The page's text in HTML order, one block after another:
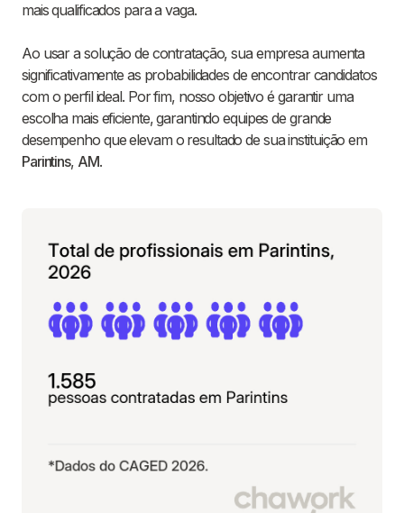
mais qualificados para a vaga.
Ao usar a solução de contratação, sua empresa aumenta
significativamente as probabilidades de encontrar candidatos
com o perfil ideal. Por fim, nosso objetivo é garantir uma
escolha mais eficiente, garantindo equipes de grande
desempenho que elevam o resultado de sua instituição em
Parintins, AM.